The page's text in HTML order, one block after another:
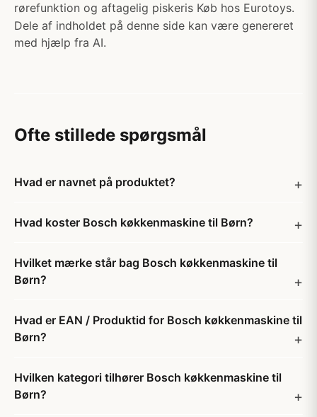
rørefunktion og aftagelig piskeris Køb hos Eurotoys.
Dele af indholdet på denne side kan være genereret
med hjælp fra AI.
Ofte stillede spørgsmål
Hvad er navnet på produktet?
Hvad koster Bosch køkkenmaskine til Børn?
Hvilket mærke står bag Bosch køkkenmaskine til
Børn?
Hvad er EAN / Produktid for Bosch køkkenmaskine til
Børn?
Hvilken kategori tilhører Bosch køkkenmaskine til
Børn?